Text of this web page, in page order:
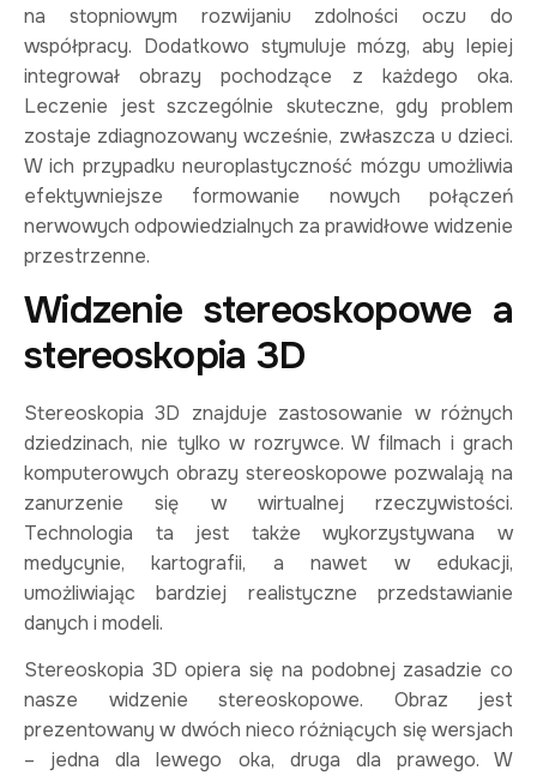
na stopniowym rozwijaniu zdolności oczu do
współpracy. Dodatkowo stymuluje mózg, aby lepiej
integrował obrazy pochodzące z każdego oka.
Leczenie jest szczególnie skuteczne, gdy problem
zostaje zdiagnozowany wcześnie, zwłaszcza u dzieci.
W ich przypadku neuroplastyczność mózgu umożliwia
efektywniejsze formowanie nowych połączeń
nerwowych odpowiedzialnych za prawidłowe widzenie
przestrzenne.
Widzenie stereoskopowe a
stereoskopia 3D
Stereoskopia 3D znajduje zastosowanie w różnych
dziedzinach, nie tylko w rozrywce. W filmach i grach
komputerowych obrazy stereoskopowe pozwalają na
zanurzenie się w wirtualnej rzeczywistości.
Technologia ta jest także wykorzystywana w
medycynie, kartografii, a nawet w edukacji,
umożliwiając bardziej realistyczne przedstawianie
danych i modeli.
Stereoskopia 3D opiera się na podobnej zasadzie co
nasze widzenie stereoskopowe. Obraz jest
prezentowany w dwóch nieco różniących się wersjach
– jedna dla lewego oka, druga dla prawego. W